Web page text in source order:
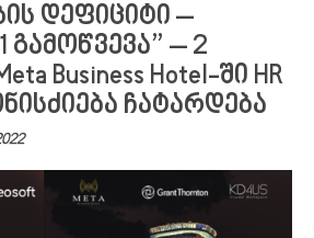
დეფიციტი –
გამოწვევა” – 2
Business Hotel-ში HR
ჩატარდება